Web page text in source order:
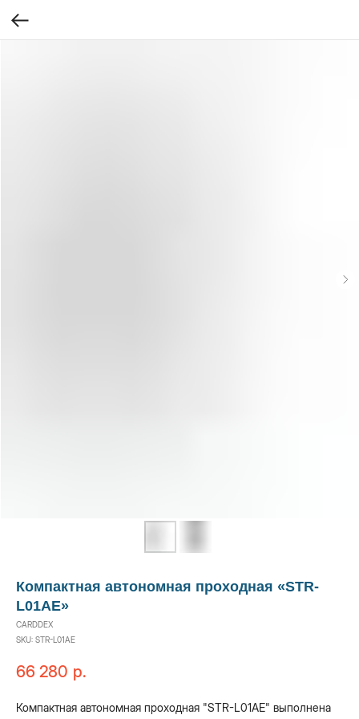
Компактная автономная проходная «STR-
L01AE»
CARDDEX
SKU: STR-L01AE
66 280 р.
Компактная автономная проходная "STR-L01AE" выполнена